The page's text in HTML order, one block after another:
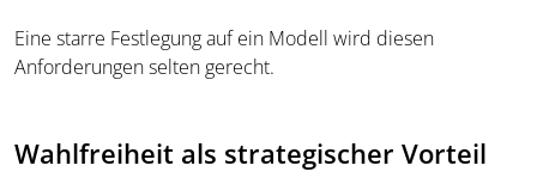
Eine starre Festlegung auf ein Modell wird diesen
Anforderungen selten gerecht.
Wahlfreiheit als strategischer Vorteil